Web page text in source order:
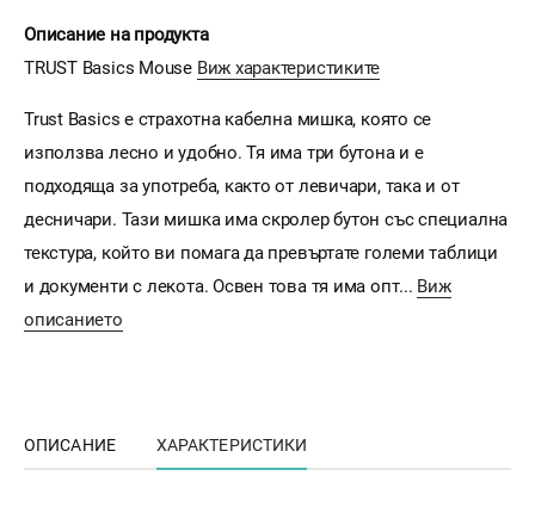
Описание на продукта
TRUST Basics Mouse Виж характеристиките
Trust Basics е страхотна кабелна мишка, която се
използва лесно и удобно. Тя има три бутона и е
подходяща за употреба, както от левичари, така и от
десничари. Тази мишка има скролер бутон със специална
текстура, който ви помага да превъртате големи таблици
и документи с лекота. Освен това тя има опт... Виж
описанието
ОПИСАНИЕ ХАРАКТЕРИСТИКИ